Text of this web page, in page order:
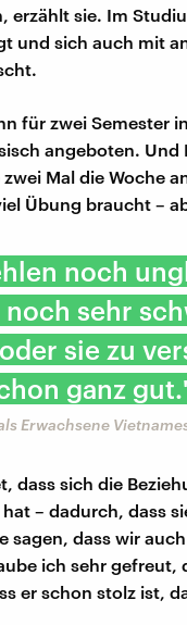
erzählt sie. Im
und sich auch mit
für zwei Semester
angeboten.
Mal die Woche
Übung braucht –
noch
sehr
sie zu
ganz
Erwachsene
dass sich die
– dadurch, dass
sagen, dass wir
ich sehr gefreut,
er schon stolz ist,